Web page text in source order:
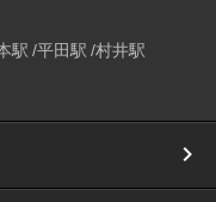
駅 平田駅 村井駅